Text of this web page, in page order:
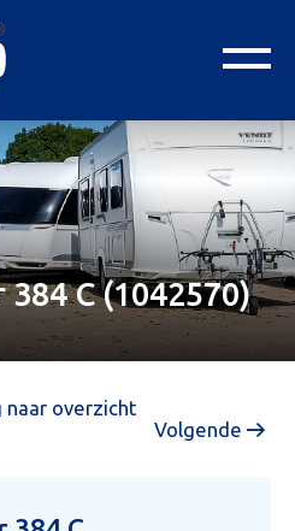
384 C (1042570)
naar overzicht
Volgende